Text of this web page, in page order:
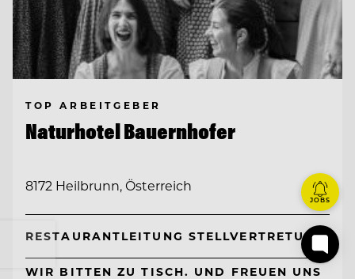
TOP ARBEITGEBER
Naturhotel Bauernhofer
8172 Heilbrunn, Österreich
RESTAURANTLEITUNG STELLVERTRETUNG
WIR BITTEN ZU TISCH. UND FREUEN UNS
JOBS